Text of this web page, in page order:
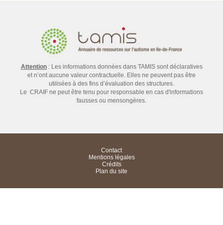
Attention: Les informations données dans TAMIS sont déclaratives
et n’ont aucune valeur contractuelle. Elles ne peuvent pas être
utilisées à des fins d’évaluation des structures.
Le CRAIF ne peut être tenu pour responsable en cas d'informations
fausses ou mensongères.
Contact
Mentions légales
Crédits
Plan du site